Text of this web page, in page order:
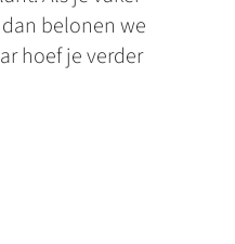
belonen we
hoef je verder